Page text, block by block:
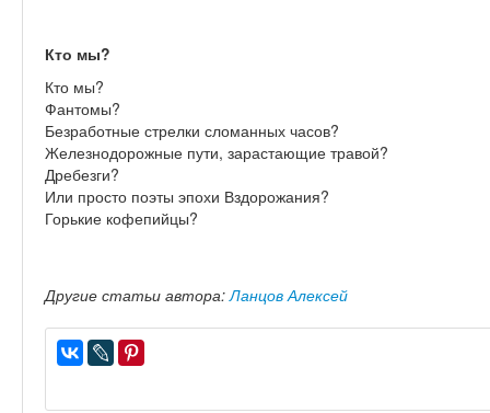
Кто мы?
Кто мы?
Фантомы?
Безработные стрелки сломанных часов?
Железнодорожные пути, зарастающие травой?
Дребезги?
Или просто поэты эпохи Вздорожания?
Горькие кофепийцы?
Другие статьи автора:Ланцов Алексей